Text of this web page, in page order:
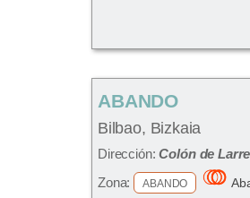
ABANDO
Bilbao, Bizkaia
Dirección:Colón de
Zona:
ABANDO